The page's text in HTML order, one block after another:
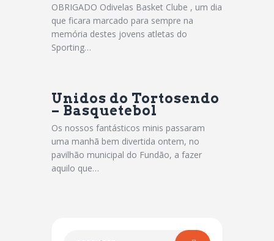
OBRIGADO Odivelas Basket Clube , um dia
que ficara marcado para sempre na
memória destes jovens atletas do
Sporting…
Unidos do Tortosendo
– Basquetebol
Os nossos fantásticos minis passaram
uma manhã bem divertida ontem, no
pavilhão municipal do Fundão, a fazer
aquilo que…